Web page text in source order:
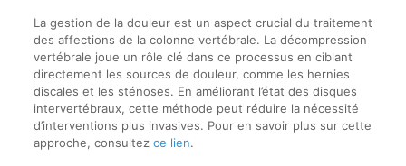
La gestion de la douleur est un aspect crucial du traitement
des affections de la colonne vertébrale. La décompression
vertébrale joue un rôle clé dans ce processus en ciblant
directement les sources de douleur, comme les hernies
discales et les sténoses. En améliorant l’état des disques
intervertébraux, cette méthode peut réduire la nécessité
d’interventions plus invasives. Pour en savoir plus sur cette
approche, consultez ce lien.